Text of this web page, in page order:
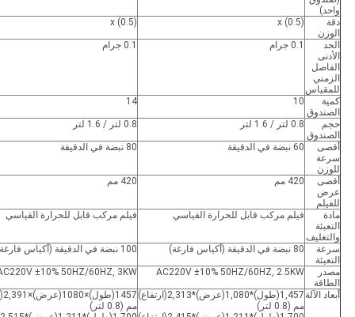
واحد)
دقة
الوزن
x (0.5)
x (0.5)
الحد
الأدنى
الفاصل
الزمني
للمقياس
0.1 جرام 0.1 جرام
كمية
الصندوق
10
14
حجم
الصندوق
0.8 لتر / 1.6 لتر 0.8 لتر / 1.6 لتر
أقصى
سرعة
للوزن
60 نبضة في الدقيقة 80 نبضة في الدقيقة
أقصى
عرض
للفيلم
420 مم 420 مم
مادة
التعبئة
والتغليف
فيلم مركب قابل للحرارة القياسي فيلم مركب قابل للحرارة القياسي
سرعة
التعبئة
80 نبضة في الدقيقة (أكياس فارغة) 100 نبضة في الدقيقة (أكياس فارغة)
مصدر
الطاقة
AC220V ±10% 50HZ/60HZ, 2.5KW
±10% 50HZ/60HZ, 3KW
أبعاد الآلة
1,457(طول)*1,080(عرض)*2,313(ارتفاع)
مم (0.8 لتر)
مم (0.8 لتر)